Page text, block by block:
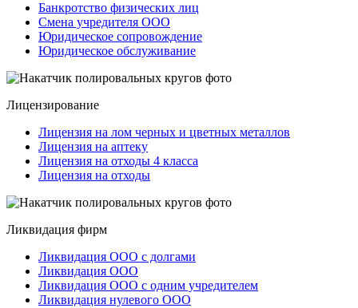
Банкротство физических лиц
Смена учредителя ООО
Юридическое сопровождение
Юридическое обслуживание
Лицензирование
Лицензия на лом черных и цветных металлов
Лицензия на аптеку
Лицензия на отходы 4 класса
Лицензия на отходы
Ликвидация фирм
Ликвидация ООО с долгами
Ликвидация ООО
Ликвидация ООО с одним учредителем
Ликвидация нулевого ООО